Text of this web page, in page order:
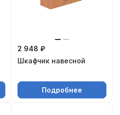
2 948 ₽
Шкафчик навесной
Подробнее